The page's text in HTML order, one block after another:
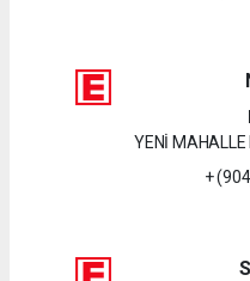
YENİ MAHALLE
+